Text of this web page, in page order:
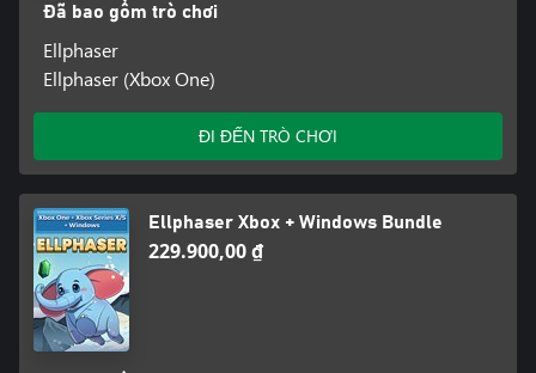
Đã bao gồm trò chơi
Ellphaser
Ellphaser (Xbox One)
ĐI ĐẾN TRÒ CHƠI
Ellphaser Xbox + Windows Bundle
229.900,00 ₫